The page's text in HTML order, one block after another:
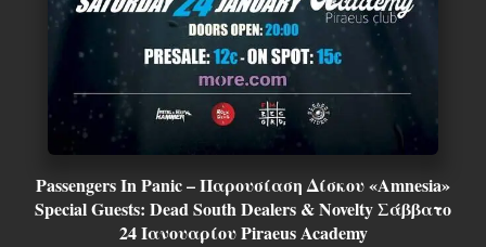
Passengers In Panic – Παρουσίαση Δίσκου «Amnesia»
Special Guests: Dead South Dealers & Novelty Σάββατο
24 Ιανουαρίου Piraeus Academy